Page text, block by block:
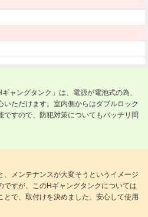
ギャングタンク」は、電源が電池式の為、
いただけます。室内側からはダブルロック
ですので、防犯対策についてもバッチリ問
、メンテナンスが大変そうというイメージ
ですが、このHギャングタンクについては
とで、取付けを決めました。安心して使用